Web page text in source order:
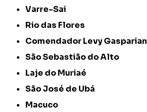
Varre-Sai
Rio das Flores
Comendador Levy Gasparian
São Sebastião do Alto
Laje do Muriaé
São José de Ubá
Macuco